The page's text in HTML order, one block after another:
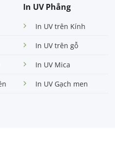
In UV Phẳng
In UV trên Kính
In UV trên gỗ
In UV Mica
In UV Gạch men